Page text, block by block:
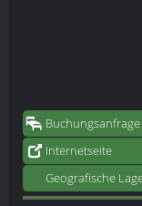
Buchungsanfrage
Internetseite
Geografische